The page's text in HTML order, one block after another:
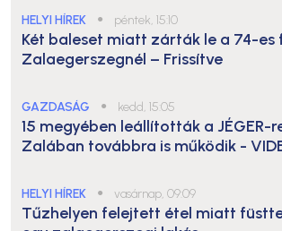
HELYI HÍREK ● péntek, 15:10
Két baleset miatt zárták le a 74-es
Zalaegerszegnél – Frissítve
GAZDASÁG ● kedd, 15:05
15 megyében leállították a JÉGER-
Zalában továbbra is működik -
HELYI HÍREK ● vasárnap, 09:09
Tűzhelyen felejtett étel miatt